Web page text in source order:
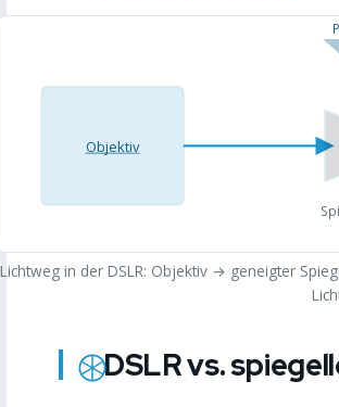
Objektiv
Lichtweg in der DSLR: Objektiv → geneigter
DSLR vs.